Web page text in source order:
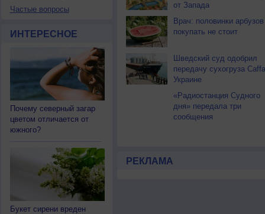
Частые вопросы
ИНТЕРЕСНОЕ
Почему северный загар
цветом отличается от
южного?
Букет сирени вреден
от Запада
Врач: половинки арбузов
покупать не стоит
Шведский суд одобрил
передачу сухогруза Caffa
Украине
«Радиостанция Судного
дня» передала три
сообщения
РЕКЛАМА